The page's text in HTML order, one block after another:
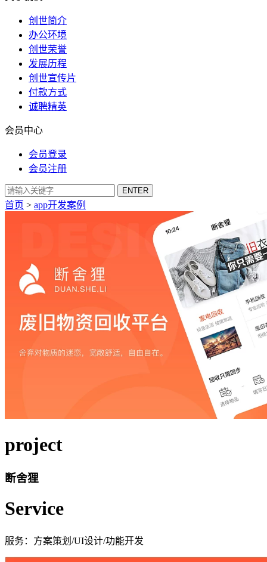
创世简介
办公环境
创世荣誉
发展历程
创世宣传片
付款方式
诚聘精英
会员中心
会员登录
会员注册
首页 > app开发案例
project
断舍狸
Service
服务：方案策划/UI设计/功能开发